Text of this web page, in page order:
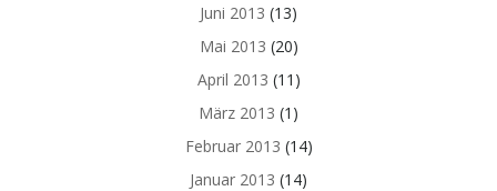
Juni 2013 (13)
Mai 2013 (20)
April 2013 (11)
März 2013 (1)
Februar 2013 (14)
Januar 2013 (14)